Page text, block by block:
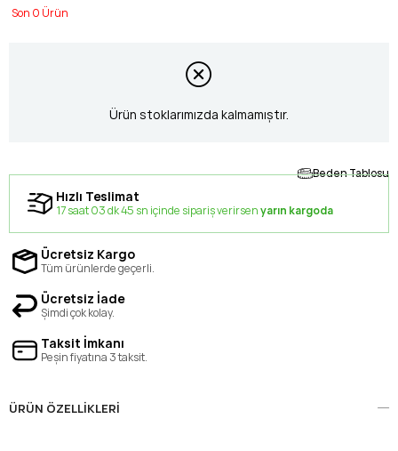
0
Ürün stoklarımızda kalmamıştır.
Beden Tablosu
Hızlı Teslimat
17 saat 03 dk 45 sn içinde sipariş verirsenyarın kargoda
Ücretsiz Kargo
Tüm ürünlerde geçerli.
Ücretsiz İade
Şimdi çok kolay.
Taksit İmkanı
Peşin fiyatına 3 taksit.
ÜRÜN ÖZELLIKLERI